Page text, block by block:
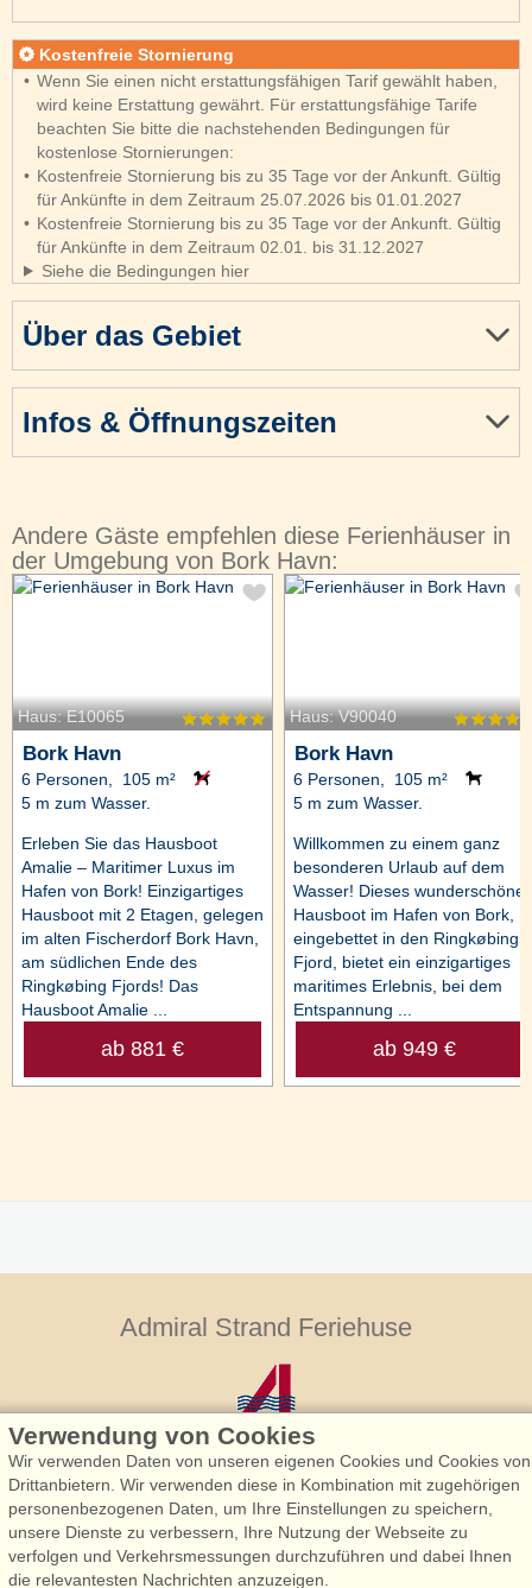
Über das Gebiet
Infos & Öffnungszeiten
Kostenfreie Stornierung
Wenn Sie einen nicht erstattungsfähigen Tarif gewählt haben,
wird keine Erstattung gewährt. Für erstattungsfähige Tarife
beachten Sie bitte die nachstehenden Bedingungen für
kostenlose Stornierungen:
Kostenfreie Stornierung bis zu 35 Tage vor der Ankunft. Gültig
für Ankünfte in dem Zeitraum 25.07.2026 bis 01.01.2027
Kostenfreie Stornierung bis zu 35 Tage vor der Ankunft. Gültig
für Ankünfte in dem Zeitraum 02.01. bis 31.12.2027
Siehe die Bedingungen hier
Andere Gäste empfehlen diese Ferienhäuser in
der Umgebung von Bork Havn:
Haus: E10065
Bork Havn
6 Personen, 105 m²
5 m zum Wasser.
Erleben Sie das Hausboot
Amalie – Maritimer Luxus im
Hafen von Bork! Einzigartiges
Hausboot mit 2 Etagen, gelegen
im alten Fischerdorf Bork Havn,
am südlichen Ende des
Ringkøbing Fjords! Das
Hausboot Amalie ...
ab 881 €
Haus: V90040
Bork Havn
6 Personen, 105 m²
5 m zum Wasser.
Willkommen zu einem ganz
besonderen Urlaub auf dem
Wasser! Dieses wunderschöne
Hausboot im Hafen von Bork,
eingebettet in den Ringkøbing
Fjord, bietet ein einzigartiges
maritimes Erlebnis, bei dem
Entspannung ...
ab 949 €
Admiral Strand Feriehuse
Admiral Strand Feriehuse, Lønne
Houstrupvej 170, Lønne
6830 Nørre Nebel
Verwendung von Cookies
Wir verwenden Daten von unseren eigenen Cookies und Cookies von
Drittanbietern. Wir verwenden diese in Kombination mit zugehörigen
personenbezogenen Daten, um Ihre Einstellungen zu speichern,
unsere Dienste zu verbessern, Ihre Nutzung der Webseite zu
verfolgen und Verkehrsmessungen durchzuführen und dabei Ihnen
die relevantesten Nachrichten anzuzeigen.